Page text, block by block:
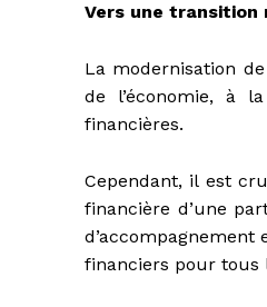
Vers une transition
La modernisation
de l’économie, à
financières.
Cependant, il est
financière d’une
financiers pour tous